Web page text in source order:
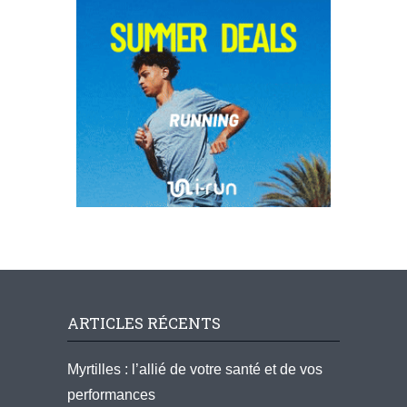
ARTICLES RÉCENTS
Myrtilles : l’allié de votre santé et de vos
performances